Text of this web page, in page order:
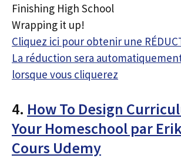
Finishing High School
Wrapping it up!
Cliquez ici pour obtenir une
La réduction sera
lorsque vous cliquerez
4. How To Design
Your Homeschool par
Cours Udemy